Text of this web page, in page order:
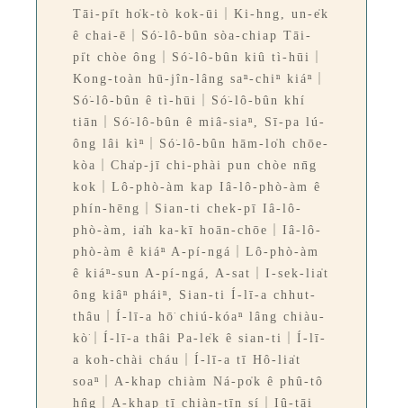
Tāi-pi̍t ho̍k-tò kok-ūi｜Ki-hng, un-e̍k
ê chai-ē｜Só͘-lô-bûn sòa-chiap Tāi-
pi̍t chòe ông｜Só͘-lô-bûn kiû tì-hūi｜
Kong-toàn hū-jîn-lâng saⁿ-chiⁿ kiáⁿ｜
Só͘-lô-bûn ê tì-hūi｜Só͘-lô-bûn khí
tiān｜Só͘-lô-bûn ê miâ-siaⁿ, Sī-pa lú-
ông lâi kìⁿ｜Só͘-lô-bûn hām-lo̍h chōe-
kòa｜Cha̍p-jī chi-phài pun chòe nn̄g
kok｜Lô-phò-àm kap Iâ-lô-phò-àm ê
phín-hēng｜Sian-ti chek-pī Iâ-lô-
phò-àm, ia̍h ka-kī hoān-chōe｜Iâ-lô-
phò-àm ê kiáⁿ A-pí-ngá｜Lô-phò-àm
ê kiáⁿ-sun A-pí-ngá, A-sat｜I-sek-lia̍t
ông kiâⁿ pháiⁿ, Sian-ti Í-lī-a chhut-
thâu｜Í-lī-a hō͘ chiú-kóaⁿ lâng chiàu-
kò͘｜Í-lī-a thâi Pa-le̍k ê sian-ti｜Í-lī-
a koh-chài cháu｜Í-lī-a tī Hô-lia̍t
soaⁿ｜A-khap chiàm Ná-po̍k ê phû-tô
hn̂g｜A-khap tī chiàn-tīn sí｜Iû-tāi